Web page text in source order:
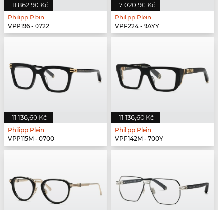
11 862,90 Kč
Philipp Plein
VPP196 - 0722
7 020,90 Kč
Philipp Plein
VPP224 - 9AYY
11 136,60 Kč
Philipp Plein
VPP115M - 0700
11 136,60 Kč
Philipp Plein
VPP142M - 700Y